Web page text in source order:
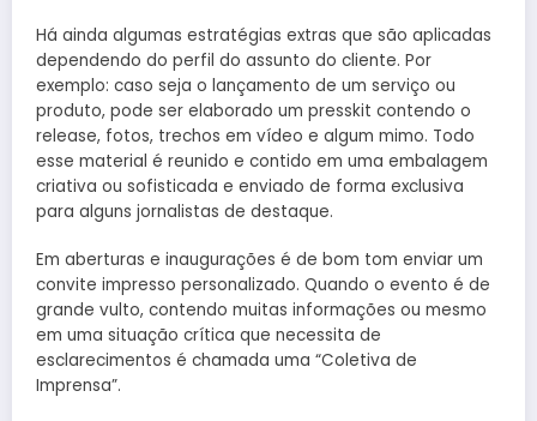
Há ainda algumas estratégias extras que são aplicadas
dependendo do perfil do assunto do cliente. Por
exemplo: caso seja o lançamento de um serviço ou
produto, pode ser elaborado um presskit contendo o
release, fotos, trechos em vídeo e algum mimo. Todo
esse material é reunido e contido em uma embalagem
criativa ou sofisticada e enviado de forma exclusiva
para alguns jornalistas de destaque.
Em aberturas e inaugurações é de bom tom enviar um
convite impresso personalizado. Quando o evento é de
grande vulto, contendo muitas informações ou mesmo
em uma situação crítica que necessita de
esclarecimentos é chamada uma “Coletiva de
Imprensa”.